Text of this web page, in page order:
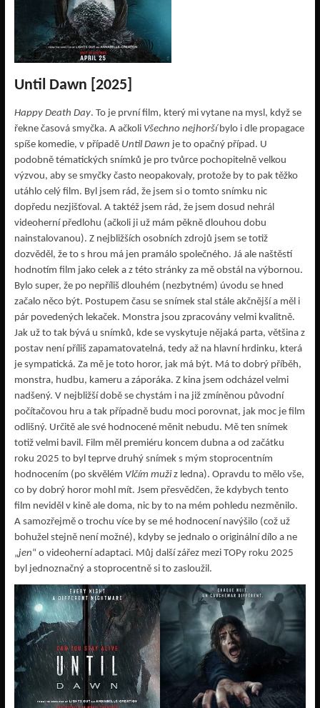
Until Dawn [2025]
Happy Death Day. To je první film, který mi vytane na mysl, když se
řekne časová smyčka. A ačkoli Všechno nejhoršíbylo i dle propagace
spíše komedie, v případě Until Dawn je to opačný případ. U
podobně tématických snímků je pro tvůrce pochopitelně velkou
výzvou, aby se smyčky často neopakovaly, protože by to pak těžko
utáhlo celý film. Byl jsem rád, že jsem si o tomto snímku nic
dopředu nezjišťoval. A taktéž jsem rád, že jsem dosud nehrál
videoherní předlohu (ačkoli ji už mám pěkně dlouhou dobu
nainstalovanou). Z nejbližších osobních zdrojů jsem se totiž
dozvěděl, že to s hrou má jen pramálo společného. Já ale naštěstí
hodnotím film jako celek a z této stránky za mě obstál na výbornou.
Bylo super, že po nepříliš dlouhém (nezbytném) úvodu se hned
začalo něco být. Postupem času se snímek stal stále akčnější a měl i
pár povedených lekaček. Monstra jsou zpracovány velmi kvalitně.
Jak už to tak bývá u snímků, kde se vyskytuje nějaká parta, většina z
postav není příliš zapamatovatelná, tedy až na hlavní hrdinku, která
je sympatická. Za mě je toto horor, jak má být. Má to dobrý příběh,
monstra, hudbu, kameru a záporáka. Z kina jsem odcházel velmi
nadšený. V nejbližší době se chystám i na již zmíněnou původní
počítačovou hru a tak případně budu moci porovnat, jak moc je film
odlišný. Určitě ale své hodnocené měnit nebudu. Mě ten snímek
totiž velmi bavil. Film měl premiéru koncem dubna a od začátku
roku 2025 to byl teprve druhý snímek s mým stoprocentním
hodnocením (po skvělém Vlčím mužiz ledna). Opravdu to mělo vše,
co by dobrý horor mohl mít. Jsem přesvědčen, že kdybych tento
film neviděl v kině ale doma, nic by to na mém pohledu nezměnilo.
A samozřejmě o trochu více by se mé hodnocení navýšilo (což už
bohužel stejně není možné), kdyby se jednalo o originální dílo a ne
„jen“ o videoherní adaptaci. Můj další zářez mezi TOPy roku 2025
byl jednoznačný a stoprocentně si to zasloužil.